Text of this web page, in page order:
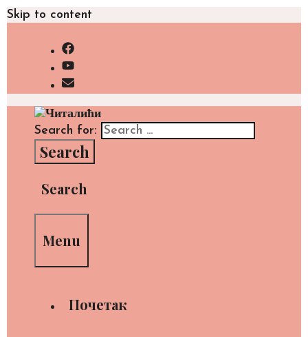
Skip to content
Search for:
Search
Menu
Почетак